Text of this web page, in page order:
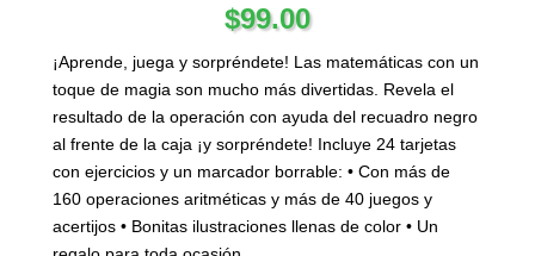
$99.00
¡Aprende, juega y sorpréndete! Las matemáticas con un
toque de magia son mucho más divertidas. Revela el
resultado de la operación con ayuda del recuadro negro
al frente de la caja ¡y sorpréndete! Incluye 24 tarjetas
con ejercicios y un marcador borrable: • Con más de
160 operaciones aritméticas y más de 40 juegos y
acertijos • Bonitas ilustraciones llenas de color • Un